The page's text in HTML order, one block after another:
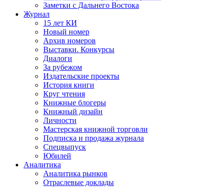
Заметки с Дальнего Востока
Журнал
15 лет КИ
Новый номер
Архив номеров
Выставки. Конкурсы
Диалоги
За рубежом
Издательские проекты
История книги
Круг чтения
Книжные блогеры
Книжный дизайн
Личности
Мастерская книжной торговли
Подписка и продажа журнала
Спецвыпуск
Юбилей
Аналитика
Аналитика рынков
Отраслевые доклады